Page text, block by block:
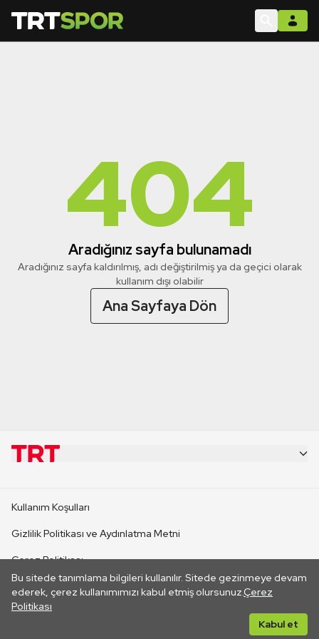
404
Aradığınız sayfa bulunamadı
Aradığınız sayfa kaldırılmış, adı değiştirilmiş ya da geçici olarak
kullanım dışı olabilir
Ana Sayfaya Dön
Bu sitede tanımlama bilgileri kullanılır. Sitede gezinmeye devam
ederek, çerez kullanımımızı kabul etmiş olursunuz.Çerez
Politikası
Kabul et
CANLI YAYINLAR
Kullanım Koşulları
Gizlilik Politikası ve Aydınlatma Metni
Çerez Politikası
İletişim
Her hakkı saklıdır. ©2026 TRT. Bağlantı yoluyla gidilen dış